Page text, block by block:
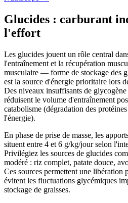
Glucides : carburant
l'effort
Les glucides jouent un rôle central
l'entraînement et la récupération
musculaire — forme de stockage des
est la source d'énergie prioritaire lors
Des niveaux insuffisants de
réduisent le volume d'entraînement
catabolisme (dégradation des
l'énergie).
En phase de prise de masse, les
situent entre 4 et 6 g/kg/jour selon
Privilégiez les sources de glucides
modéré : riz complet, patate douce,
Ces sources permettent une libération
évitent les fluctuations glycémiques
stockage de graisses.